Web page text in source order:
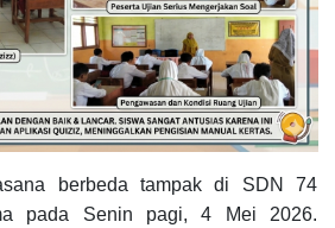
berbeda tampak di SDN 74
pada Senin pagi, 4 Mei 2026.